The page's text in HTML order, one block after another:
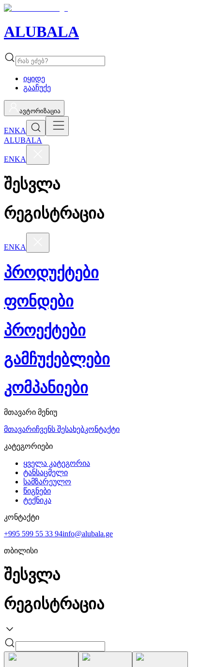
ALUBALA
იყიდე
გააჩუქე
ავტორიზაცია
ENKA
ALUBALA
ENKA
შესვლა
რეგისტრაცია
ENKA
პროდუქტები
ფონდები
პროექტები
გამჩუქებლები
კომპანიები
მთავარი მენიუ
მთავარიჩვენს შესახებკონტაქტი
კატეგორიები
ყველა კატეგორია
ტანსაცმელი
სამზარეულო
წიგნები
ტექნიკა
კონტაქტი
+995 599 55 33 94info@alubala.ge
თბილისი
შესვლა
რეგისტრაცია